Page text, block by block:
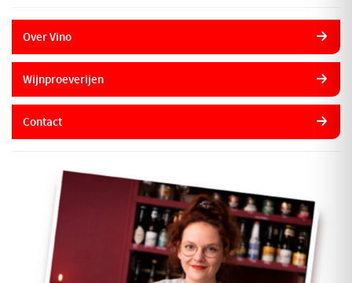
Over Vino
Wijnproeverijen
Contact